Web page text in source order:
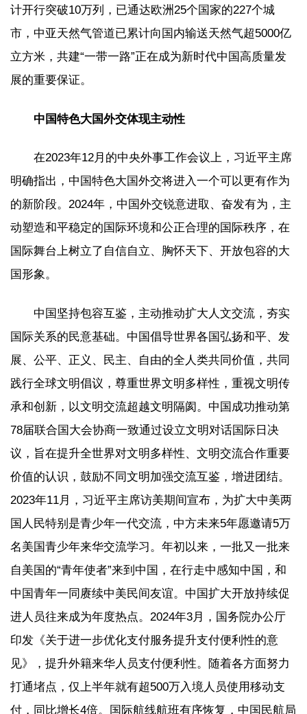
计开行突破10万列，已通达欧洲25个国家的227个城
市，中亚天然气管道已累计向国内输送天然气超5000亿
立方米，共建“一带一路”正在成为新时代中国高质量发
展的重要保证。
中国特色大国外交体现主动性
在2023年12月的中央外事工作会议上，习近平主席
明确指出，中国特色大国外交将进入一个可以更有作为
的新阶段。2024年，中国外交锐意进取、奋发有为，主
动塑造和平稳定的国际环境和公正合理的国际秩序，在
国际舞台上树立了自信自立、胸怀天下、开放包容的大
国形象。
中国坚持包容互鉴，主动推动扩大人文交流，夯实
国际关系的民意基础。中国倡导世界各国弘扬和平、发
展、公平、正义、民主、自由的全人类共同价值，共同
践行全球文明倡议，尊重世界文明多样性，重视文明传
承和创新，以文明交流超越文明隔阂。中国成功推动第
78届联合国大会协商一致通过设立文明对话国际日决
议，旨在提升全世界对文明多样性、文明交流合作重要
价值的认识，鼓励不同文明加强交流互鉴，增进团结。
2023年11月，习近平主席访美期间宣布，为扩大中美两
国人民特别是青少年一代交流，中方未来5年愿邀请5万
名美国青少年来华交流学习。年初以来，一批又一批来
自美国的“青年使者”来到中国，在行走中感知中国，和
中国青年一同赓续中美民间友谊。中国扩大开放持续促
进人员往来成为年度热点。2024年3月，国务院办公厅
印发《关于进一步优化支付服务提升支付便利性的意
见》，提升外籍来华人员支付便利性。随着各方面努力
打通堵点，仅上半年就有超500万入境人员使用移动支
付，同比增长4倍。国际航线航班有序恢复，中国民航局